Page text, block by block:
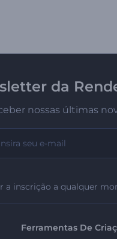
da
nossas últimas
a inscrição a qualquer
Ferramentas De